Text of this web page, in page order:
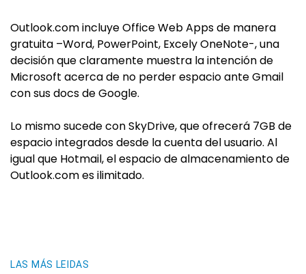
Outlook.com incluye Office Web Apps de manera
gratuita –Word, PowerPoint, Excely OneNote-, una
decisión que claramente muestra la intención de
Microsoft acerca de no perder espacio ante Gmail
con sus docs de Google.
Lo mismo sucede con SkyDrive, que ofrecerá 7GB de
espacio integrados desde la cuenta del usuario. Al
igual que Hotmail, el espacio de almacenamiento de
Outlook.com es ilimitado.
LAS MÁS LEIDAS